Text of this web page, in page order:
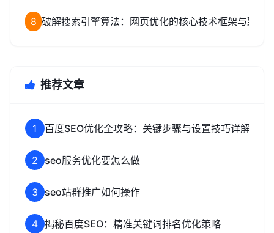
8 破解搜索引擎算法：网页优化的核心技术框架与致命
推荐文章
1 百度SEO优化全攻略：关键步骤与设置技巧详解
2 seo服务优化要怎么做
3 seo站群推广如何操作
4 揭秘百度SEO：精准关键词排名优化策略